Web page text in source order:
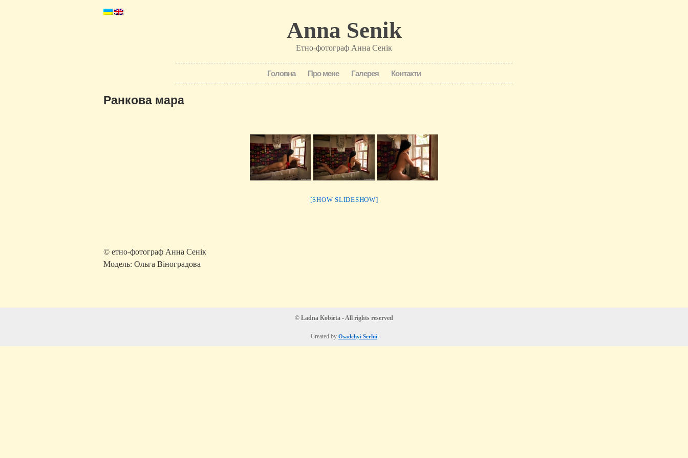
Anna Senik
Етно-фотограф Анна Сенік
Головна Про мене Галерея Контакти
Ранкова мара
[SHOW SLIDESHOW]
© етно-фотограф Анна Сенік
Модель: Ольга Віноградова
© Ładna Kobieta - All rights reserved
Created by Osadchyi Serhii